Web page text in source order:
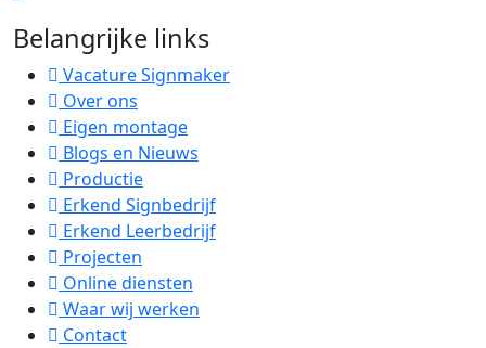
Belangrijke links
Vacature Signmaker
Over ons
Eigen montage
Blogs en Nieuws
Productie
Erkend Signbedrijf
Erkend Leerbedrijf
Projecten
Online diensten
Waar wij werken
Contact